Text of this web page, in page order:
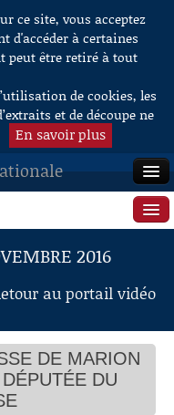
ce site, vous acceptez
d'accéder à certaines
peut être retiré à tout
de cookies, les
et de découpe ne
En savoir plus
2016
au portail vidéo
DE MARION
DU